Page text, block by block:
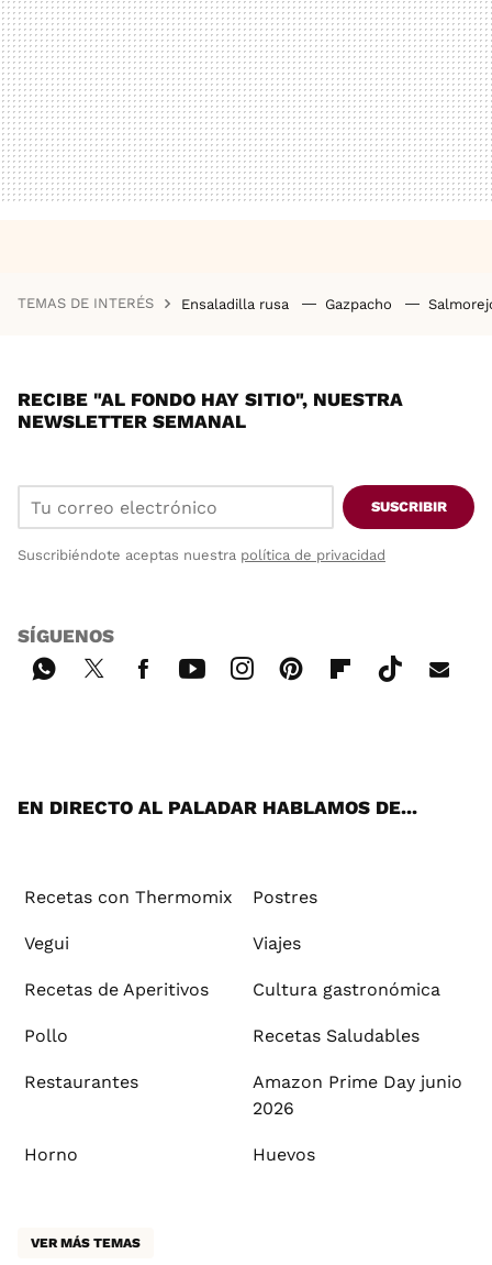
TEMAS DE INTERÉS Ensaladilla rusa Gazpacho
RECIBE "AL FONDO HAY SITIO", NUESTRA
NEWSLETTER SEMANAL
SUSCRIBIR
Suscribiéndote aceptas nuestra política de privacidad
SÍGUENOS
EN DIRECTO AL PALADAR HABLAMOS DE...
Recetas con Thermomix Postres
Vegui Viajes
Recetas de Aperitivos Cultura gastronómica
Pollo Recetas Saludables
Restaurantes
Amazon Prime Day junio
2026
Horno Huevos
VER MÁS TEMAS